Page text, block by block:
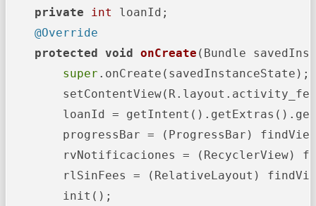
private int
loanId;
@Override
protected void onCreate (Bundle
super .onCreate(savedInstanceState);
loanId =
progressBar = (ProgressBar)
rvNotificaciones = (RecyclerView)
rlSinFees = (RelativeLayout)
        init();